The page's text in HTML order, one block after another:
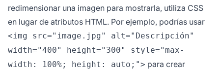
redimensionar una imagen para mostrarla, utiliza CSS
en lugar de atributos HTML. Por ejemplo, podrías usar
<img src="image.jpg" alt="Descripción"
width="400" height="300" style="max-
width: 100%; height: auto;"> para crear